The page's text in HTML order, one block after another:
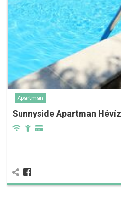
Apartman
Sunnyside Apartman Hévíz